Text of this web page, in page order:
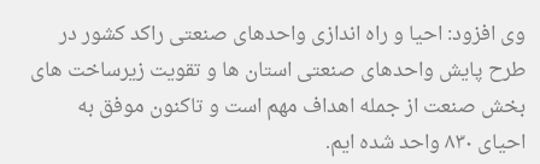
وی افزود: احیا و راه اندازی واحدهای صنعتی راکد کشور در
طرح پایش واحدهای صنعتی استان ها و تقویت زیرساخت های
بخش صنعت از جمله اهداف مهم است و تاکنون موفق به
احیای ۸۳۰ واحد شده ایم.‪